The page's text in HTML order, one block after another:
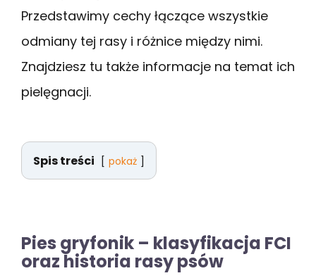
Przedstawimy cechy łączące wszystkie
odmiany tej rasy i różnice między nimi.
Znajdziesz tu także informacje na temat ich
pielęgnacji.
Spis treści pokaż
Pies gryfonik – klasyfikacja FCI
oraz historia rasy psów